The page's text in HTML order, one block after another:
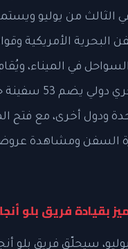
الثالث من يوليو
الأمريكية
في الميناء،
يوليو عرض بحري
ودول أخرى، مع فتح
السفن ومشاهدة
بقيادة فريق بلو
سيحلّق فريق بلو